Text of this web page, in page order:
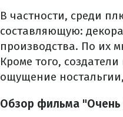
В частности, среди
составляющую:
производства. По их
Кроме того,
ощущение
Обзор фильма "Очень